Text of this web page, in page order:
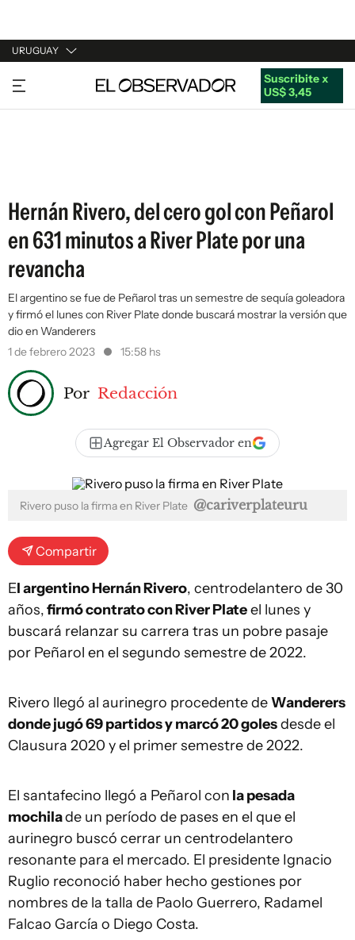
URUGUAY
URUGUAY
ARGENTINA
Suscribite x
US$ 3,45
Hernán Rivero, del cero gol con Peñarol
en 631 minutos a River Plate por una
revancha
El argentino se fue de Peñarol tras un semestre de sequía goleadora
y firmó el lunes con River Plate donde buscará mostrar la versión que
dio en Wanderers
1 de febrero 2023
15:58 hs
Por Redacción
Agregar El Observador en
Rivero puso la firma en River Plate @cariverplateuru
Compartir
El argentino Hernán Rivero, centrodelantero de 30
años,firmó contrato con River Plateel lunes y
buscará relanzar su carrera tras un pobre pasaje
por Peñarol en el segundo semestre de 2022.
Rivero llegó al aurinegro procedente deWanderers
donde jugó 69 partidos y marcó 20 golesdesde el
Clausura 2020 y el primer semestre de 2022.
El santafecino llegó a Peñarol con la pesada
mochilade un período de pases en el que el
aurinegro buscó cerrar un centrodelantero
resonante para el mercado. El presidente Ignacio
Ruglio reconoció haber hecho gestiones por
nombres de la talla de Paolo Guerrero, Radamel
Falcao García o Diego Costa.